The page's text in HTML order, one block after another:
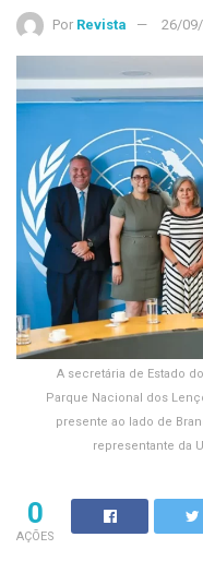
Por Revista 26/
A secretária de Estado
Parque Nacional dos
presente ao lado de
representante da
0
AÇÕES